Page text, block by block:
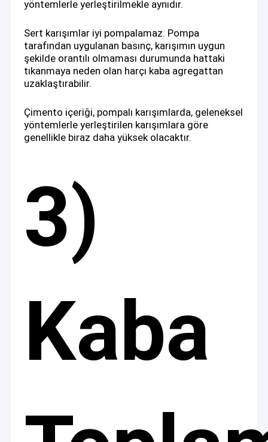
Schwing Pompa Parçaları
Beton Santrali
Beton Karıştırma Tesisi
Putzmeister İkinci El Pompalar
İkinci El Schwing Beton Pompaları
İkinci El Zoomlion Beton Pompası
YENİ Beton Pompası
Beton Yerleştirme Bomu
yöntemlerle yerleştirilmekle aynıdır.
Sert karışımlar iyi pompalamaz. Pompa
tarafından uygulanan basınç, karışımın uygun
şekilde orantılı olmaması durumunda hattaki
tıkanmaya neden olan harçı kaba agregattan
uzaklaştırabilir.
Çimento içeriği, pompalı karışımlarda, geleneksel
yöntemlerle yerleştirilen karışımlara göre
genellikle biraz daha yüksek olacaktır.
3)
Kaba
https://www.facebook.com/Achieveinnovationschangsha